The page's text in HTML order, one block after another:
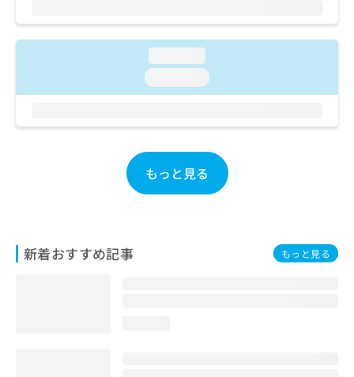
もっと見る
新着おすすめ記事 もっと見る
問
い